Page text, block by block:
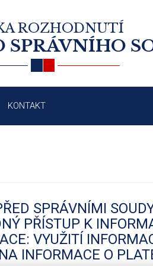
ROZHODNUTÍ
SPRÁVNÍHO
KONTAKT
SPRÁVNÍMI
PŘÍSTUP K
VYUŽITÍ
INFORMACE O